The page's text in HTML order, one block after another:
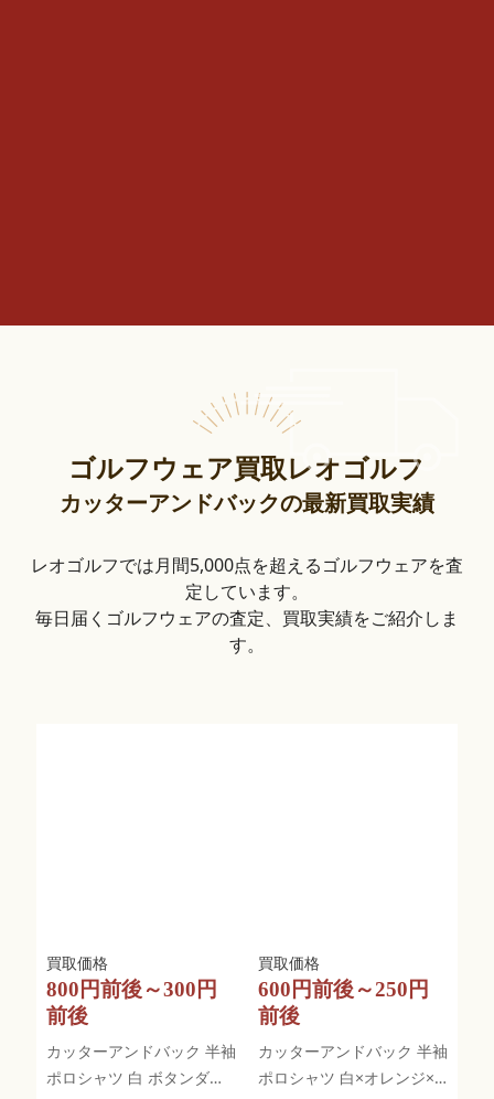
ゴルフウェア買取レオゴルフ
カッターアンドバックの最新買取実績
レオゴルフでは月間5,000点を超えるゴルフウェアを査
定しています。
毎日届くゴルフウェアの査定、買取実績をご紹介しま
す。
800円前後～300円
前後
カッターアンドバック 半袖
ポロシャツ 白 ボタンダウ
600円前後～250円
前後
カッターアンドバック 半袖
ポロシャツ 白×オレンジ×